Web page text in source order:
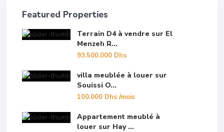
Featured Properties
Terrain D4 à vendre sur El
Menzeh R...
93.500.000 Dhs
villa meublée à louer sur
Souissi O...
100.000 Dhs/mois
Appartement meublé à
louer sur Hay ...